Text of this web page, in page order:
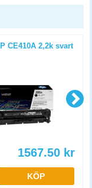
CE410A 2,2k svart
1567.50 kr
KÖP